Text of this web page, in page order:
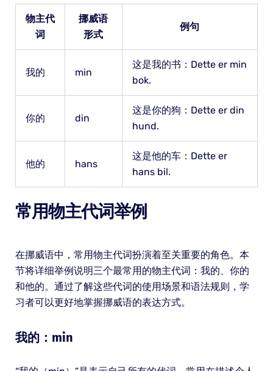
物主代
词
挪威语
形式
例句
我的 min
这是我的书：Dette er min
bok.
你的 din
这是你的狗：Dette er din
hund.
他的 hans
这是他的车：Dette er
hans bil.
常用物主代词举例
在挪威语中，常用物主代词扮演着至关重要的角色。本
节将详细举例说明三个最常用的物主代词：我的、你的
和他的。通过了解这些代词的使用场景和语法规则，学
习者可以更好地掌握挪威语的表达方式。
我的：min